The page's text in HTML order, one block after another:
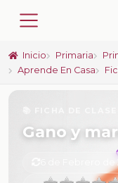
Inicio Primaria
Aprende En Casa
Gano y
6 de Febrero de